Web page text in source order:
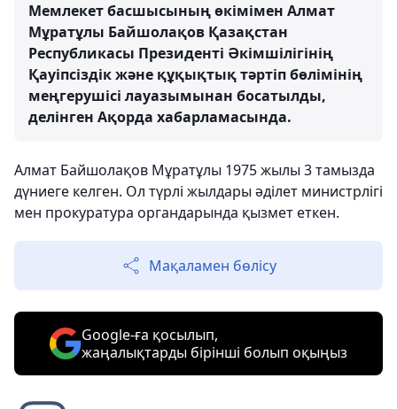
Мемлекет басшысының өкімімен Алмат
Мұратұлы Байшолақов Қазақстан
Республикасы Президенті Әкімшілігінің
Қауіпсіздік және құқықтық тәртіп бөлімінің
меңгерушісі лауазымынан босатылды,
делінген Ақорда хабарламасында.
Алмат Байшолақов Мұратұлы 1975 жылы 3 тамызда
дүниеге келген. Ол түрлі жылдары әділет министрлігі
мен прокуратура органдарында қызмет еткен.
Мақаламен бөлісу
Google-ға қосылып,
жаңалықтарды бірінші болып оқыңыз